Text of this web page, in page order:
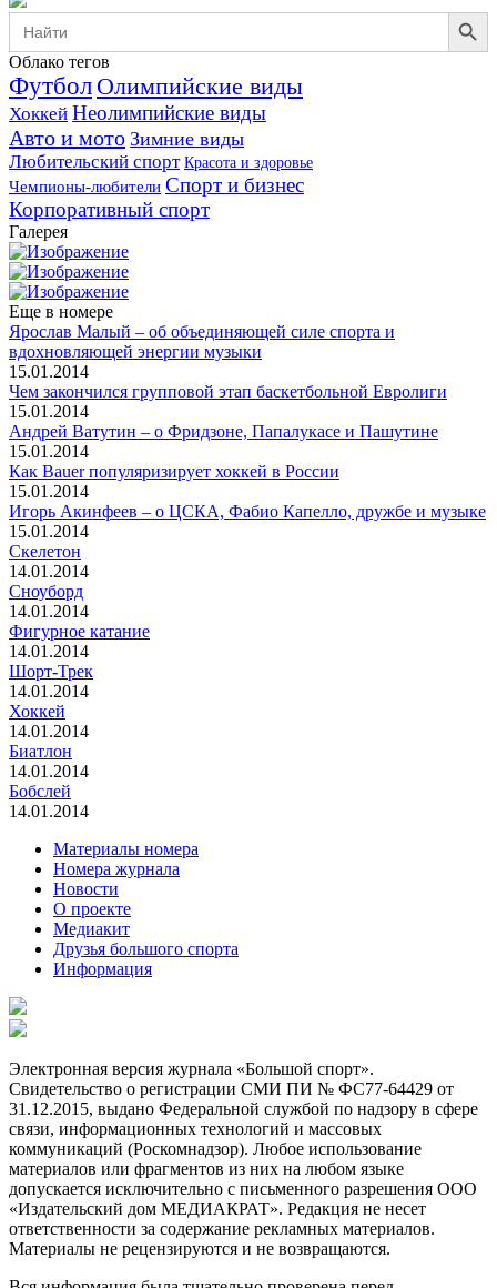
Search
for:
Search Button
Облако тегов
Футбол Олимпийские виды
Хоккей Неолимпийские виды
Авто и мото Зимние виды
Любительский спорт Красота и здоровье
Чемпионы-любители Спорт и бизнес
Корпоративный спорт
Галерея
Еще в номере
Ярослав Малый – об объединяющей силе спорта и
вдохновляющей энергии музыки
15.01.2014
Чем закончился групповой этап баскетбольной Евролиги
15.01.2014
Андрей Ватутин – о Фридзоне, Папалукасе и Пашутине
15.01.2014
Как Bauer популяризирует хоккей в России
15.01.2014
Игорь Акинфеев – о ЦСКА, Фабио Капелло, дружбе и музыке
15.01.2014
Скелетон
14.01.2014
Сноуборд
14.01.2014
Фигурное катание
14.01.2014
Шорт-Трек
14.01.2014
Хоккей
14.01.2014
Биатлон
14.01.2014
Бобслей
14.01.2014
Материалы номера
Номера журнала
Новости
О проекте
Медиакит
Друзья большого спорта
Информация
Электронная версия журнала «Большой спорт».
Свидетельство о регистрации СМИ ПИ № ФС77-64429 от
31.12.2015, выдано Федеральной службой по надзору в сфере
связи, информационных технологий и массовых
коммуникаций (Роскомнадзор). Любое использование
материалов или фрагментов из них на любом языке
допускается исключительно с письменного разрешения ООО
«Издательский дом МЕДИАКРАТ». Редакция не несет
ответственности за содержание рекламных материалов.
Материалы не рецензируются и не возвращаются.